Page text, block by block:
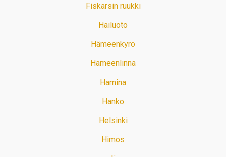
Fiskarsin ruukki
Hailuoto
Hämeenkyrö
Hämeenlinna
Hamina
Hanko
Helsinki
Himos